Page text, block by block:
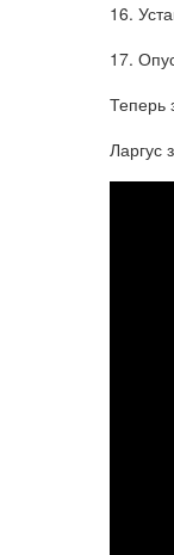
16.
17.
Теперь
Ларгус